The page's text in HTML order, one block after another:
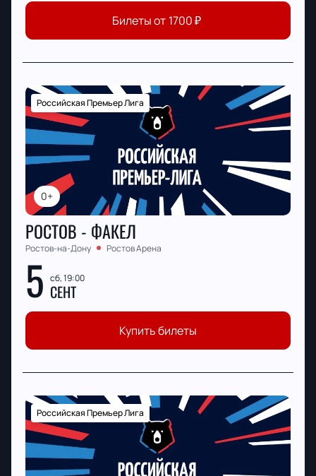
Билеты от 1700₽
0+
Российская Премьер Лига
РОСТОВ - ФАКЕЛ
Ростов-на-Дону Ростов Арена
5 сб, 19:00
СЕНТ
Купить билеты
Российская Премьер Лига